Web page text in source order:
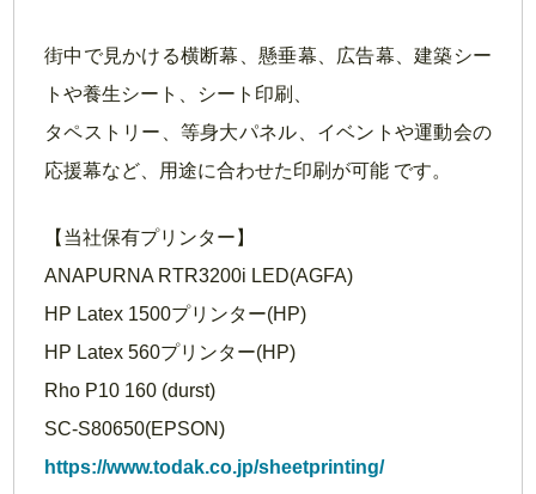
街中で見かける横断幕、懸垂幕、広告幕、建築シー
トや養生シート、シート印刷、
タペストリー、等身大パネル、イベントや運動会の
応援幕など、用途に合わせた印刷が可能 です。
【当社保有プリンター】
ANAPURNA RTR3200i LED(AGFA)
HP Latex 1500プリンター(HP)
HP Latex 560プリンター(HP)
Rho P10 160 (durst)
SC-S80650(EPSON)
https://www.todak.co.jp/sheetprinting/